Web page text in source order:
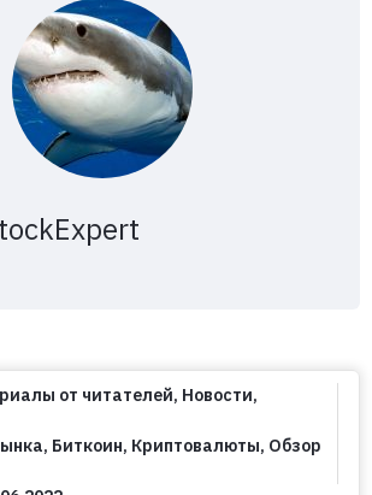
от читателей, Новости,
, Биткоин, Криптовалюты, Обзор